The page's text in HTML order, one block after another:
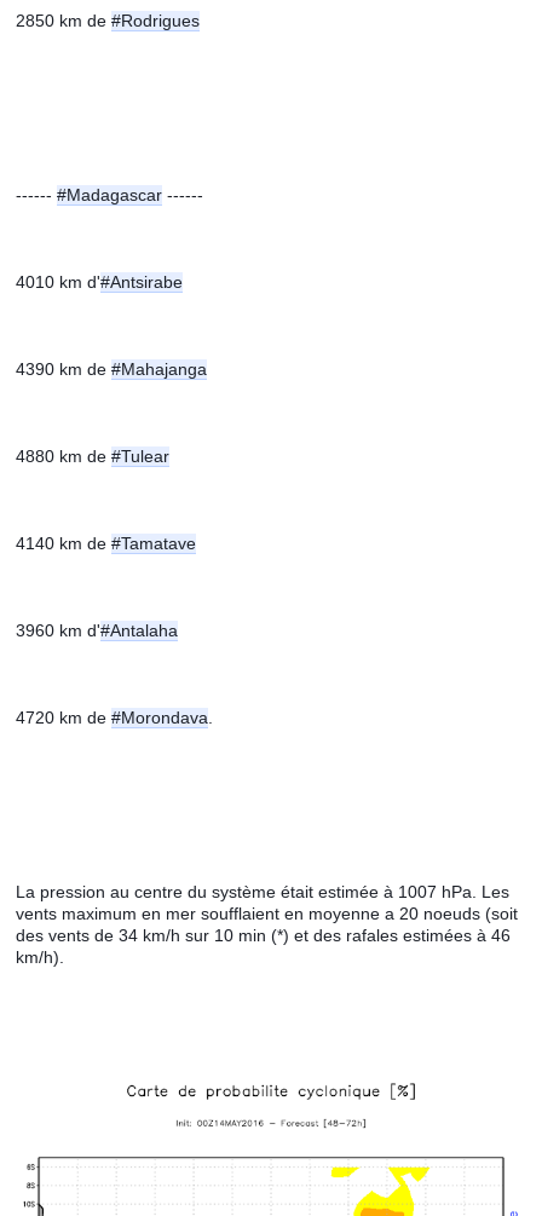
2850 km de #Rodrigues
------ #Madagascar ------
4010 km d'#Antsirabe
4390 km de #Mahajanga
4880 km de #Tulear
4140 km de #Tamatave
3960 km d'#Antalaha
4720 km de #Morondava
La pression au centre du système était estimée à 1007 hPa. Les
vents maximum en mer soufflaient en moyenne a 20 noeuds (soit
des vents de 34 km/h sur 10 min (*) et des rafales estimées à 46
km/h).